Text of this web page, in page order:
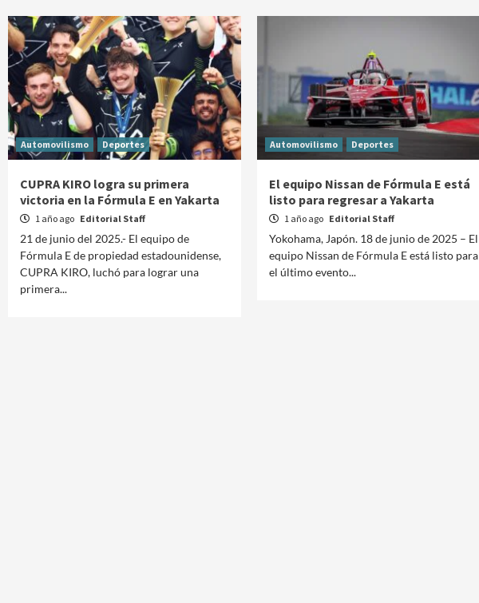
Automovilismo Deportes
CUPRA KIRO logra su primera
victoria en la Fórmula E en Yakarta
1 año ago Editorial Staff
21 de junio del 2025.- El equipo de
Fórmula E de propiedad estadounidense,
CUPRA KIRO, luchó para lograr una
primera...
Automovilismo Deportes
El equipo Nissan de Fórmula E está
listo para regresar a Yakarta
1 año ago Editorial Staff
Yokohama, Japón. 18 de junio de 2025 – El
equipo Nissan de Fórmula E está listo para
el último evento...